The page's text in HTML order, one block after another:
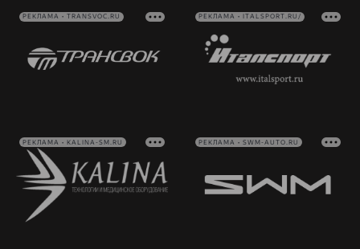
РЕКЛАМА • TRANSVOC.RU РЕКЛАМА • ITALSPORT.RU/
РЕКЛАМА • KALINA-SM.RU РЕКЛАМА • SWM-AUTO.RU